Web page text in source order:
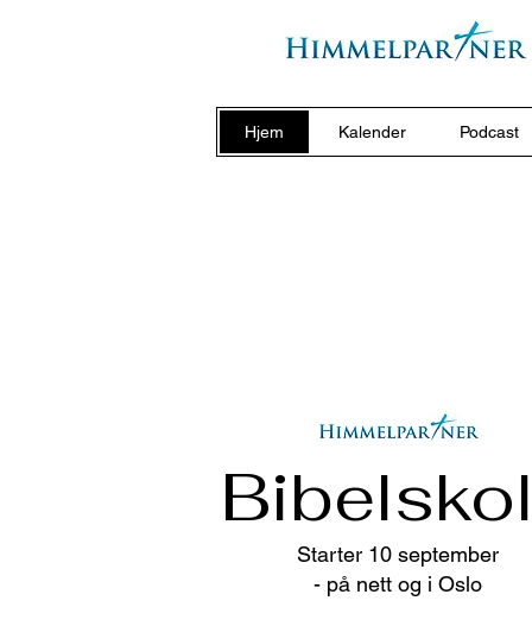
Hjem Kalender Podcast
Starter 10 september
- på nett og i Oslo